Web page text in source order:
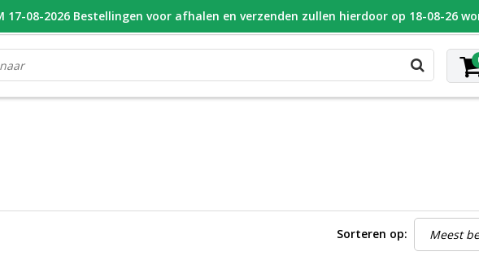
BESTELD, VANDAAG VERZONDEN GESPECIALISEERD PEUGEOT
Sorteren op:
08-2026 Bestellingen voor afhalen en verzenden zullen hierdoor op 18-08-26